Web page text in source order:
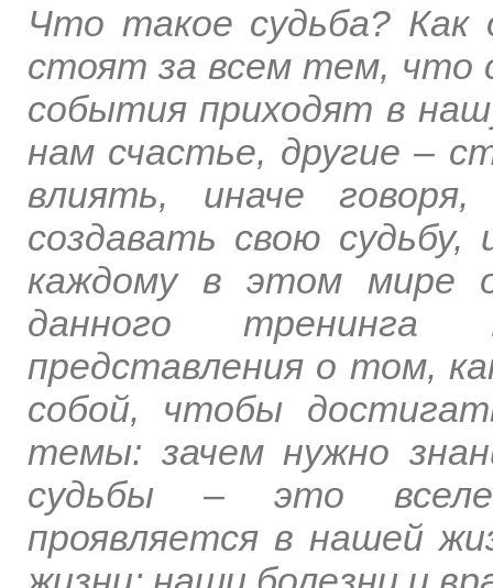
Что такое судьба? Как
стоят за всем тем, что
события приходят в
нам счастье, другие –
влиять, иначе
создавать свою судьбу,
каждому в этом мире
данного тренинга
представления о том,
собой, чтобы
темы: зачем нужно
судьбы – это
проявляется в нашей